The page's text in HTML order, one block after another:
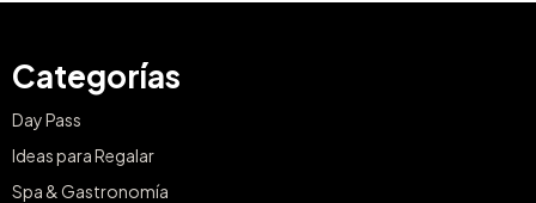
Categorías
Day Pass
Ideas para Regalar
Spa & Gastronomía